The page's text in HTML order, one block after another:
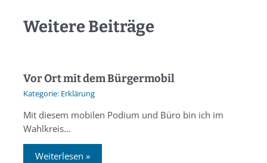
Weitere Beiträge
Vor Ort mit dem Bürgermobil
Erklärung
Mit diesem mobilen Podium und Büro bin ich im
Wahlkreis…
Weiterlesen »